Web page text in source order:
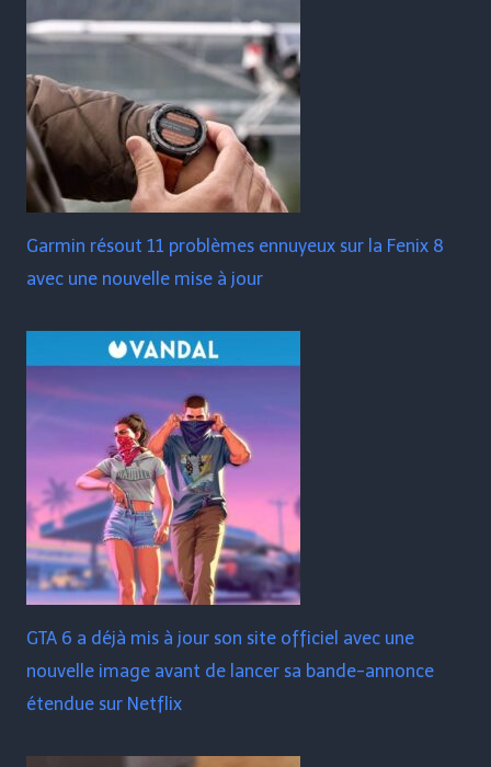
Garmin résout 11 problèmes ennuyeux sur la Fenix ​​​​8
avec une nouvelle mise à jour
GTA 6 a déjà mis à jour son site officiel avec une
nouvelle image avant de lancer sa bande-annonce
étendue sur Netflix